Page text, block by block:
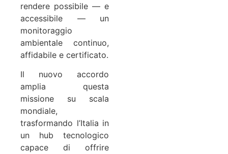
rendere possibile — e
accessibile — un
monitoraggio
ambientale continuo,
affidabile e certificato.
Il nuovo accordo
amplia questa
missione su scala
mondiale,
trasformando l’Italia in
un hub tecnologico
capace di offrire